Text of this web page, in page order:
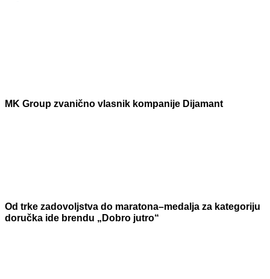
MK Group zvanično vlasnik kompanije Dijamant
Od trke zadovoljstva do maratona–medalja za kategoriju
doručka ide brendu „Dobro jutro“